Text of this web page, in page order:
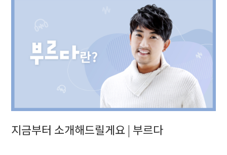
지금부터 소개해드릴게요 | 부르다